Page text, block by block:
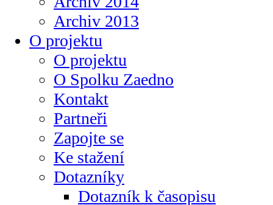
Archiv 2013
O projektu
O projektu
O Spolku Zaedno
Kontakt
Partneři
Zapojte se
Ke stažení
Dotazníky
Dotazník k časopisu